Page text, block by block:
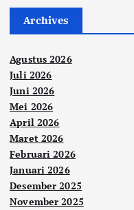
Archives
Agustus 2026
Juli 2026
Juni 2026
Mei 2026
April 2026
Maret 2026
Februari 2026
Januari 2026
Desember 2025
November 2025